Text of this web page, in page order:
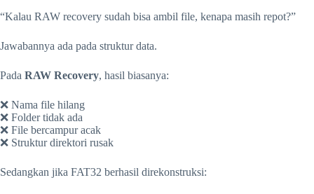
“Kalau RAW recovery sudah bisa ambil file, kenapa masih repot?”
Jawabannya ada pada struktur data.
Pada RAW Recovery, hasil biasanya:
❌ Nama file hilang
❌ Folder tidak ada
❌ File bercampur acak
❌ Struktur direktori rusak
Sedangkan jika FAT32 berhasil direkonstruksi: